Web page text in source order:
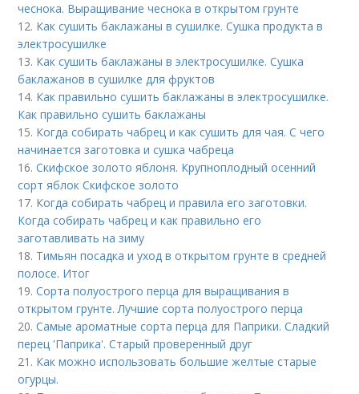
чеснока. Выращивание чеснока в открытом грунте
12. Как сушить баклажаны в сушилке. Сушка продукта в
электросушилке
13. Как сушить баклажаны в электросушилке. Сушка
баклажанов в сушилке для фруктов
14. Как правильно сушить баклажаны в электросушилке.
Как правильно сушить баклажаны
15. Когда собирать чабрец и как сушить для чая. С чего
начинается заготовка и сушка чабреца
16.Скифское золото яблоня. Крупноплодный осенний
сорт яблок Скифское золото
17. Когда собирать чабрец и правила его заготовки.
Когда собирать чабрец и как правильно его
заготавливать на зиму
18. Тимьян посадка и уход в открытом грунте в средней
полосе. Итог
19.Сорта полуострого перца для выращивания в
открытом грунте. Лучшие сорта полуострого перца
20.Самые ароматные сорта перца для Паприки. Сладкий
перец 'Паприка'. Старый проверенный друг
21. Как можно использовать большие желтые старые
огурцы.